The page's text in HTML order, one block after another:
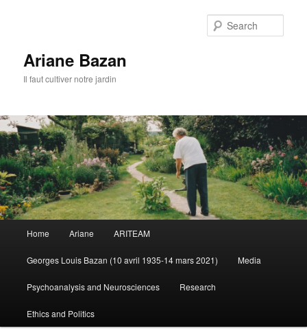
Ariane Bazan
Il faut cultiver notre jardin
Skip
to
primary
Skip
to
secondary
Home Ariane ARITEAM
Georges Louis Bazan (10 avril 1935-14 mars 2021) Media
Psychoanalysis and Neurosciences Research
Ethics and Politics